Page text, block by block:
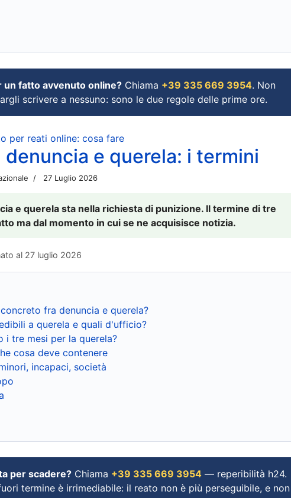
un fatto avvenuto online? Chiama +39 335 669 3954. Non
scrivere a nessuno: sono le due regole delle prime ore.
per reati online: cosa fare
e querela: i termini
27 Luglio 2026
e querela sta nella richiesta di punizione. Il termine di tre
ma dal momento in cui se ne acquisisce notizia.
al 27 luglio 2026
fra denuncia e querela?
a querela e quali d'ufficio?
i tre mesi per la querela?
cosa deve contenere
incapaci, società
per scadere? Chiama +39 335 669 3954 — reperibilità h24.
termine è irrimediabile: il reato non è più perseguibile, e non